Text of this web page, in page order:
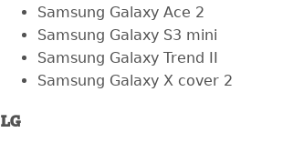
Samsung Galaxy Ace 2
Samsung Galaxy S3 mini
Samsung Galaxy Trend II
Samsung Galaxy X cover 2
LG